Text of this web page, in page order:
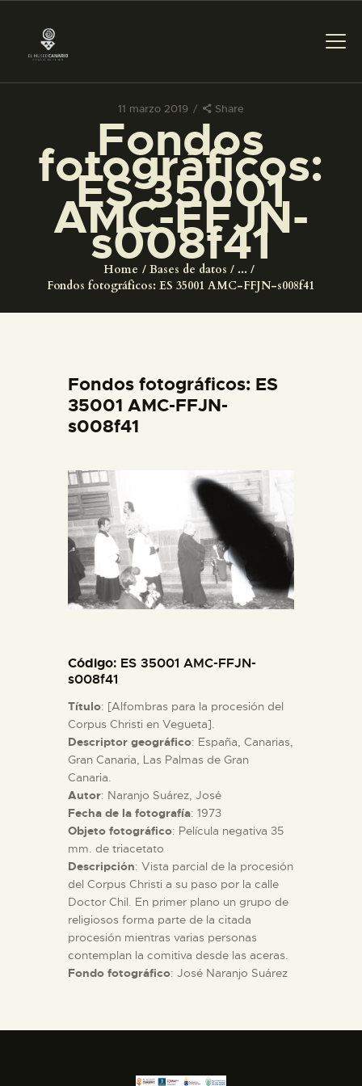
11 marzo 2019 Share
Fondos
fotográficos:
ES 35001
AMC-FFJN-
s008f41
Home Bases de datos
...
Fondos fotográficos: ES 35001 AMC-FFJN-s008f41
PREPARAR LA VISITA
ACTIVIDADES
█
EL MUSEO
DIDÁCTICA
ESPAÑOL
PREPARAR LA VISITA
ACTIVIDADES
█
COLECCIONES
DIDÁCTICA
ESPAÑOL
Fondos fotográficos: ES
35001 AMC-FFJN-
s008f41
Código: ES 35001 AMC-FFJN-
s008f41
Título: [Alfombras para la procesión del
Corpus Christi en Vegueta].
Descriptor geográfico: España, Canarias,
Gran Canaria, Las Palmas de Gran
Canaria.
Autor: Naranjo Suárez, José
Fecha de la fotografía: 1973
Objeto fotográfico: Película negativa 35
mm. de triacetato
Descripción: Vista parcial de la procesión
del Corpus Christi a su paso por la calle
Doctor Chil. En primer plano un grupo de
religiosos forma parte de la citada
procesión mientras varias personas
contemplan la comitiva desde las aceras.
Fondo fotográfico: José Naranjo Suárez